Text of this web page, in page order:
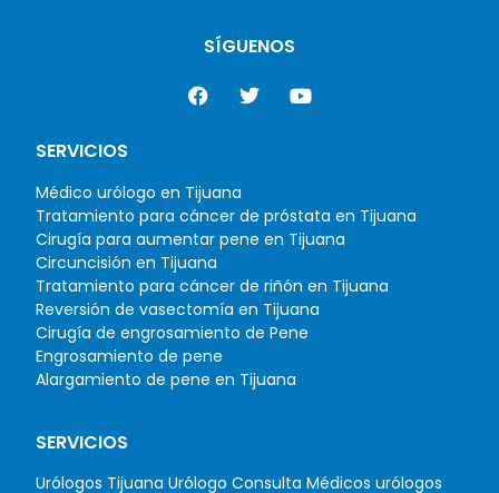
SÍGUENOS
SERVICIOS
Médico urólogo en Tijuana
Tratamiento para cáncer de próstata en Tijuana
Cirugía para aumentar pene en Tijuana
Circuncisión en Tijuana
Tratamiento para cáncer de riñón en Tijuana
Reversión de vasectomía en Tijuana
Cirugía de engrosamiento de Pene
Engrosamiento de pene
Alargamiento de pene en Tijuana
SERVICIOS
Urólogos Tijuana Urólogo Consulta Médicos urólogos